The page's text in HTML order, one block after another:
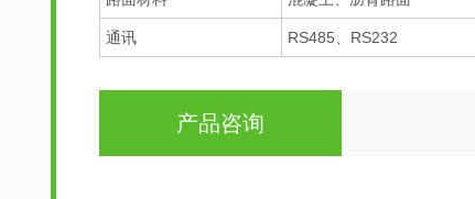
通讯 RS485、RS232
产品咨询